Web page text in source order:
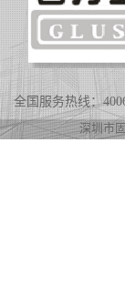
全国服务热线：
深圳市